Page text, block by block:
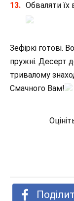
Обваляти їх
Зефіркі готові.
пружні. Десерт
тривалому
Смачного Вам!